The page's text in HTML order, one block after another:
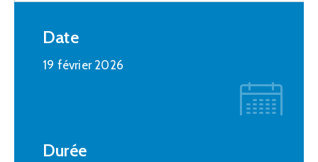
Date
19 février 2026
Durée